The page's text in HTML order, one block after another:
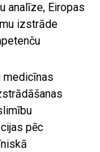
analīze, Eiropas
izstrāde
medicīnas
pēc